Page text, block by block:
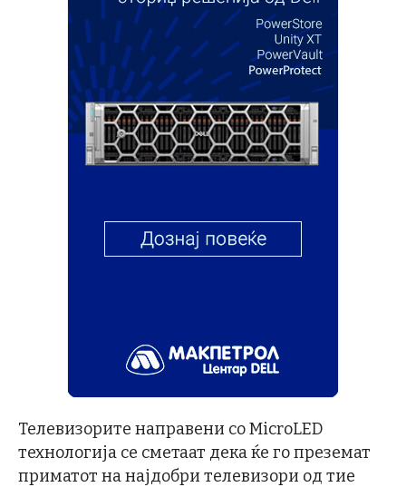
Телевизорите направени со MicroLED
технологија се сметаат дека ќе го преземат
приматот на најдобри телевизори од тие